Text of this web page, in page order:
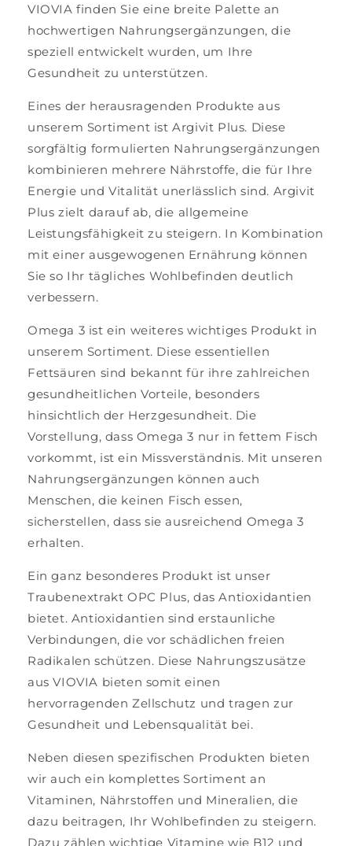
VIOVIA finden Sie eine breite Palette an
hochwertigen Nahrungsergänzungen, die
speziell entwickelt wurden, um Ihre
Gesundheit zu unterstützen.
Eines der herausragenden Produkte aus
unserem Sortiment ist Argivit Plus. Diese
sorgfältig formulierten Nahrungsergänzungen
kombinieren mehrere Nährstoffe, die für Ihre
Energie und Vitalität unerlässlich sind. Argivit
Plus zielt darauf ab, die allgemeine
Leistungsfähigkeit zu steigern. In Kombination
mit einer ausgewogenen Ernährung können
Sie so Ihr tägliches Wohlbefinden deutlich
verbessern.
Omega 3 ist ein weiteres wichtiges Produkt in
unserem Sortiment. Diese essentiellen
Fettsäuren sind bekannt für ihre zahlreichen
gesundheitlichen Vorteile, besonders
hinsichtlich der Herzgesundheit. Die
Vorstellung, dass Omega 3 nur in fettem Fisch
vorkommt, ist ein Missverständnis. Mit unseren
Nahrungsergänzungen können auch
Menschen, die keinen Fisch essen,
sicherstellen, dass sie ausreichend Omega 3
erhalten.
Ein ganz besonderes Produkt ist unser
Traubenextrakt OPC Plus, das Antioxidantien
bietet. Antioxidantien sind erstaunliche
Verbindungen, die vor schädlichen freien
Radikalen schützen. Diese Nahrungszusätze
aus VIOVIA bieten somit einen
hervorragenden Zellschutz und tragen zur
Gesundheit und Lebensqualität bei.
Neben diesen spezifischen Produkten bieten
wir auch ein komplettes Sortiment an
Vitaminen, Nährstoffen und Mineralien, die
dazu beitragen, Ihr Wohlbefinden zu steigern.
Dazu zählen wichtige Vitamine wie B12 und